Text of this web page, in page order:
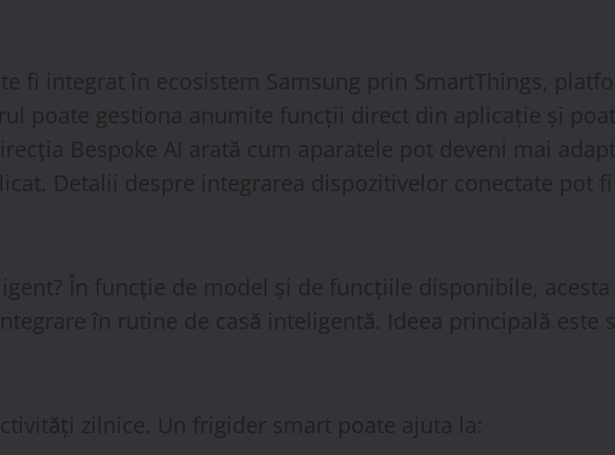
fi integrat în ecosistem Samsung prin SmartThings,
poate gestiona anumite funcții direct din aplicație și
Bespoke AI arată cum aparatele pot deveni mai
Detalii despre integrarea dispozitivelor conectate pot
În funcție de model și de funcțiile disponibile,
în rutine de casă inteligentă. Ideea principală este
zilnice. Un frigider smart poate ajuta la: